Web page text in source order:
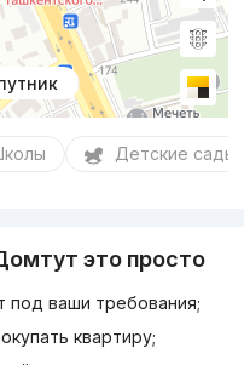
Детские сады
это просто
под ваши требования;
квартиру;